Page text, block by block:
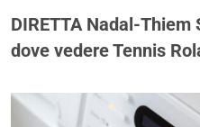
DIRETTA Nadal-
dove vedere Tennis